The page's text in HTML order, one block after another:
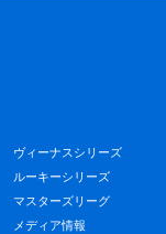
ヴィーナスシリーズ
ルーキーシリーズ
マスターズリーグ
メディア情報